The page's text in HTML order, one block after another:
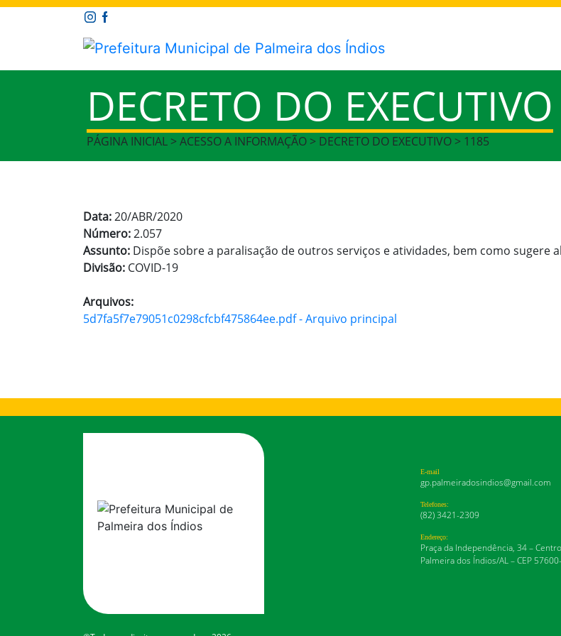
DECRETO DO EXECUTIVO
PÁGINA INICIAL > ACESSO A INFORMAÇÃO > DECRETO DO EXECUTIVO > 1185
Data:20/ABR/2020
Número:2.057
Assunto: Dispõe sobre a paralisação de outros serviços e atividades, bem como sugere
Divisão: COVID-19
Arquivos:
5d7fa5f7e79051c0298cfcbf475864ee.pdf - Arquivo principal
E-mail
gp.palmeiradosindios@gmail.com
Telefones:
(82) 3421-2309
Endereço:
Praça da Independência, 34 –
Palmeira dos Índios/AL – CEP